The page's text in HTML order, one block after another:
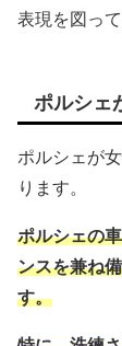
表現を図って
ポルシェ
ポルシェが
ります。
ポルシェの
ンスを兼ね
す。